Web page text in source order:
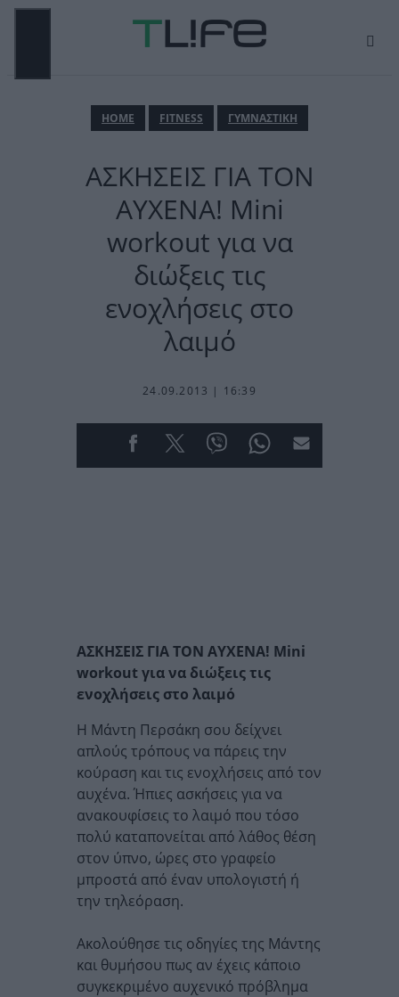
Μετάβαση
ΗΟΜΕ FITNESS ΓΥΜΝΑΣΤΙΚΗ
ΑΣΚΗΣΕΙΣ ΓΙΑ ΤΟΝ
ΑΥΧΕΝΑ! Mini
workout για να
διώξεις τις
ενοχλήσεις στο
λαιμό
24.09.2013 | 16:39
ΑΣΚΗΣΕΙΣ ΓΙΑ ΤΟΝ ΑΥΧΕΝΑ! Mini
workout για να διώξεις τις
ενοχλήσεις στο λαιμό
Η Μάντη Περσάκη σου δείχνει
απλούς τρόπους να πάρεις την
κούραση και τις ενοχλήσεις από τον
αυχένα. Ήπιες ασκήσεις για να
ανακουφίσεις το λαιμό που τόσο
πολύ καταπονείται από λάθος θέση
στον ύπνο, ώρες στο γραφείο
μπροστά από έναν υπολογιστή ή
την τηλεόραση.
Ακολούθησε τις οδηγίες της Μάντης
και θυμήσου πως αν έχεις κάποιο
συγκεκριμένο αυχενικό πρόβλημα